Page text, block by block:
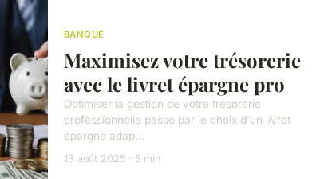
BANQUE
Maximisez votre trésorerie
avec le livret épargne pro
Optimiser la gestion de votre trésorerie
professionnelle passe par le choix d'un livret
épargne adap...
13 août 2025 · 5 min